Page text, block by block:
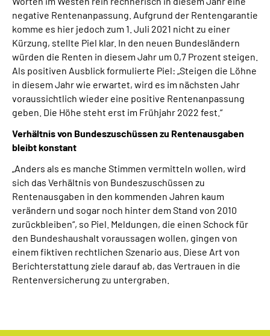
negative Rentenanpassung. Aufgrund der Rentengarantie
komme es hier jedoch zum 1. Juli 2021 nicht zu einer
Kürzung, stellte Piel klar. In den neuen Bundesländern
würden die Renten in diesem Jahr um 0,7 Prozent steigen.
Als positiven Ausblick formulierte Piel: „Steigen die Löhne
in diesem Jahr wie erwartet, wird es im nächsten Jahr
voraussichtlich wieder eine positive Rentenanpassung
geben. Die Höhe steht erst im Frühjahr 2022 fest.“
Verhältnis von Bundeszuschüssen zu Rentenausgaben
bleibt konstant
„Anders als es manche Stimmen vermitteln wollen, wird
sich das Verhältnis von Bundeszuschüssen zu
Rentenausgaben in den kommenden Jahren kaum
verändern und sogar noch hinter dem Stand von 2010
zurückbleiben“, so Piel. Meldungen, die einen Schock für
den Bundeshaushalt voraussagen wollen, gingen von
einem fiktiven rechtlichen Szenario aus. Diese Art von
Berichterstattung ziele darauf ab, das Vertrauen in die
Rentenversicherung zu untergraben.